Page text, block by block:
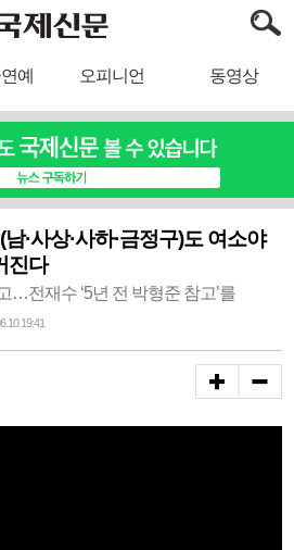
예 오피니언 동영상
·사상·사하·금정구)도 여소야
진다
…전재수 ‘5년 전 박형준 참고’를
19:41